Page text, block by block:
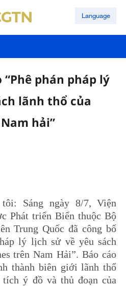
Language
“Phê phán pháp lý
lãnh thổ của
hải”
Sáng ngày 8/7, Viện
Phát triển Biển thuộc Bộ
Trung Quốc đã công bố
lý lịch sử về yêu sách
trên Nam Hải”. Báo cáo
thành biên giới lãnh thổ
tích ý đồ và thủ đoạn của